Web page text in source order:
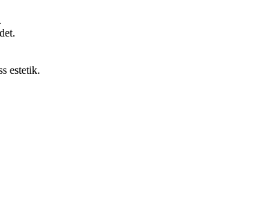
estetik.